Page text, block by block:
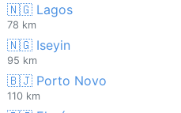
🇳🇬 Lagos
78 km
🇳🇬 Iseyin
95 km
🇧🇯 Porto Novo
110 km